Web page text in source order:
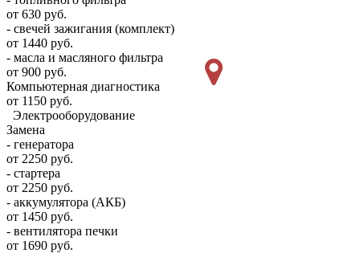
от 630 руб.
- свечей зажигания (комплект)
от 1440 руб.
- масла и масляного фильтра
от 900 руб.
Компьютерная диагностика
от 1150 руб.
Электрооборудование
Замена
- генератора
от 2250 руб.
- стартера
от 2250 руб.
- аккумулятора (АКБ)
от 1450 руб.
- вентилятора печки
от 1690 руб.